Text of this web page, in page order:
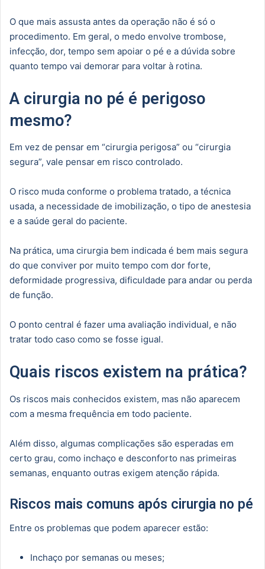
O que mais assusta antes da operação não é só o
procedimento. Em geral, o medo envolve trombose,
infecção, dor, tempo sem apoiar o pé e a dúvida sobre
quanto tempo vai demorar para voltar à rotina.
A cirurgia no pé é perigoso
mesmo?
Em vez de pensar em “cirurgia perigosa” ou “cirurgia
segura”, vale pensar em risco controlado.
O risco muda conforme o problema tratado, a técnica
usada, a necessidade de imobilização, o tipo de anestesia
e a saúde geral do paciente.
Na prática, uma cirurgia bem indicada é bem mais segura
do que conviver por muito tempo com dor forte,
deformidade progressiva, dificuldade para andar ou perda
de função.
O ponto central é fazer uma avaliação individual, e não
tratar todo caso como se fosse igual.
Quais riscos existem na prática?
Os riscos mais conhecidos existem, mas não aparecem
com a mesma frequência em todo paciente.
Além disso, algumas complicações são esperadas em
certo grau, como inchaço e desconforto nas primeiras
semanas, enquanto outras exigem atenção rápida.
Riscos mais comuns após cirurgia no pé
Entre os problemas que podem aparecer estão:
Inchaço por semanas ou meses;